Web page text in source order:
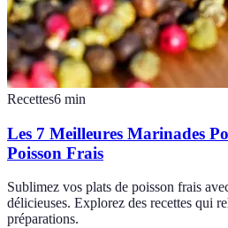
Recettes6 min
Les 7 Meilleures Marinades
Poisson Frais
Sublimez vos plats de poisson frais
délicieuses. Explorez des recettes qui
préparations.